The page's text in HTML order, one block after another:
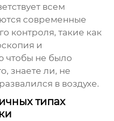
всем
современные
контроля, такие как
и
чтобы не было
знаете ли, не
в воздухе.
типах